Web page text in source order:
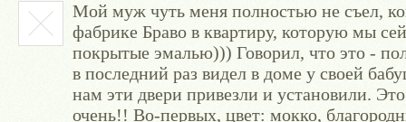
Мой муж чуть меня полностью не съел,
фабрике Браво в квартиру, которую мы
покрытые эмалью))) Говорил, что это -
в последний раз видел в доме у своей
нам эти двери привезли и установили.
очень!! Во-первых, цвет: мокко,